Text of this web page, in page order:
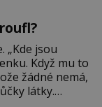
„Kde jsou
Když mu to
žádné nemá,
látky.